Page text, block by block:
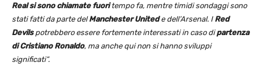
Real si sono chiamate fuoritempo fa, mentre timidi sondaggi sono
stati fatti da parte delManchester Unitede dell’Arsenal. I Red
Devilspotrebbero essere fortemente interessati in caso dipartenza
di Cristiano Ronaldo, ma anche qui non si hanno sviluppi
significati”.